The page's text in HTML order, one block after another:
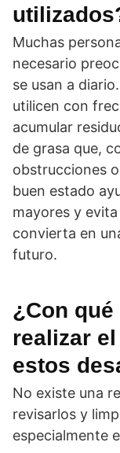
Muchas
necesario
se usan a
utilicen con
acumular
de grasa que,
obstrucciones
buen estado
mayores y
convierta en
futuro.
¿Con
realizar
estos
No existe una
revisarlos y
especialmente